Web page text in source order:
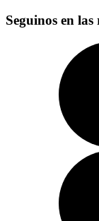
Seguinos en las